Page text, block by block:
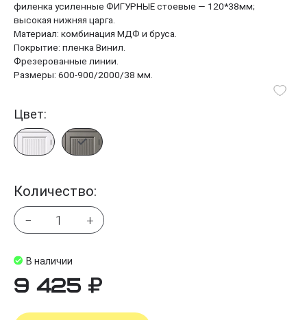
филенка усиленные ФИГУРНЫЕ стоевые — 120*38мм;
высокая нижняя царга.
Материал: комбинация МДФ и бруса.
Покрытие: пленка Винил.
Фрезерованные линии.
Размеры: 600-900/2000/38 мм.
Цвет:
Количество:
− +
В наличии
9 425